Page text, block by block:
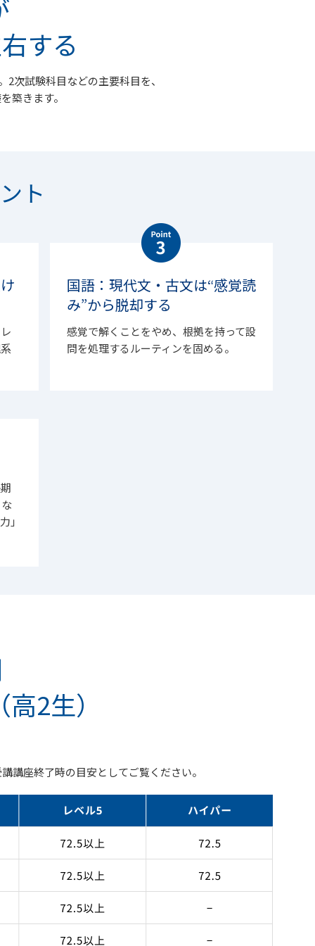
する
次試験科目などの主要科目を、
築きます。
ト
国語：現代文・古文は“感覚読
み”から脱却する
感覚で解くことをやめ、根拠を持って設
問を処理するルーティンを固める。
」
2生）
講座終了時の目安としてご覧ください。